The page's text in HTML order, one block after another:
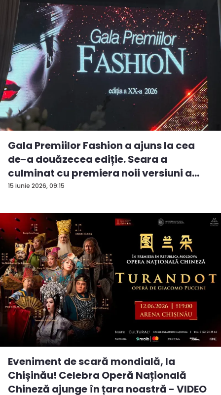
15 iunie 2026, 09:15
Gala Premiilor Fashion a ajuns la cea
de-a douăzecea ediție. Seara a
culminat cu premiera noii versiuni a
pie...
Eveniment de scară mondială, la
Chișinău! Celebra Operă Națională
Chineză ajunge în țara noastră - VIDEO